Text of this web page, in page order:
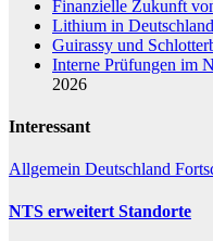
Finanzielle Zukunft
Lithium in Deutschland
Guirassy und
Interne Prüfungen im
2026
Interessant
Allgemein Deutschland
NTS erweitert Standorte